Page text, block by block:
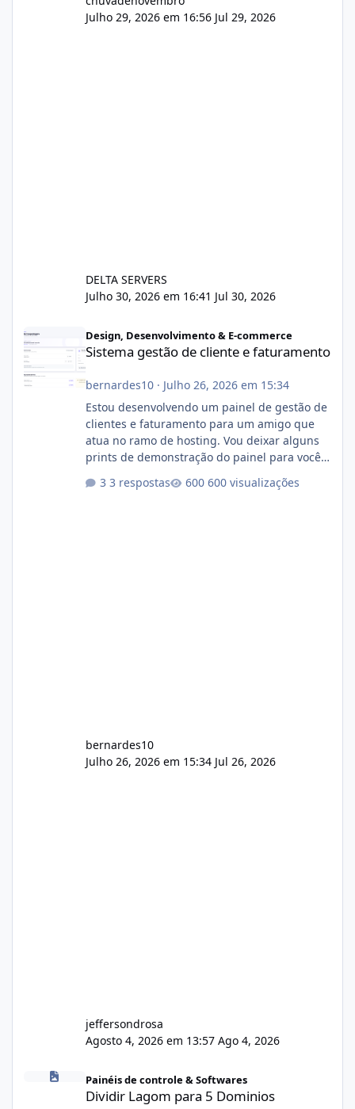
Julho 29, 2026 em 16:56 Jul 29, 2026
DELTA SERVERS
Julho 30, 2026 em 16:41 Jul 30, 2026
Design, Desenvolvimento & E-commerce
Sistema gestão de cliente e faturamento
bernardes10· Julho 26, 2026 em 15:34
Estou desenvolvendo um painel de gestão de
clientes e faturamento para um amigo que
atua no ramo de hosting. Vou deixar alguns
prints de demonstração do painel para vocês
com cerca de 80% concluído e conta com
3 respostas 600 visualizações
bernardes10
Julho 26, 2026 em 15:34 Jul 26, 2026
jeffersondrosa
Agosto 4, 2026 em 13:57 Ago 4, 2026
Dividir Lagom para 5 Dominios
Painéis de controle & Softwares
Dividir Lagom para 5 Dominios